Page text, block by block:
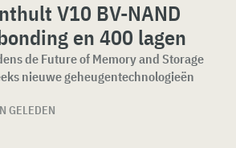
V10 BV-NAND
en 400 lagen
de Future of Memory and Storage
nieuwe geheugentechnologieën
GELEDEN